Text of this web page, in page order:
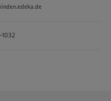
Fischverarbeitung
Seit über 100 Jahren ist
Handeln